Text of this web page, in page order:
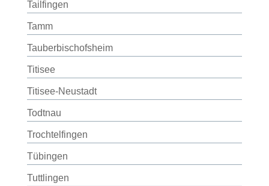
Tailfingen
Tamm
Tauberbischofsheim
Titisee
Titisee-Neustadt
Todtnau
Trochtelfingen
Tübingen
Tuttlingen